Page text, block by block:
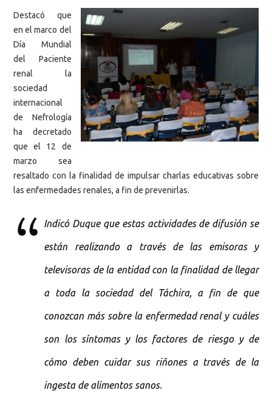
Destacó que
en el marco del
Día Mundial
del Paciente
renal la
sociedad
internacional
de Nefrología
ha decretado
que el 12 de
marzo sea
resaltado con la finalidad de impulsar charlas educativas sobre
las enfermedades renales, a fin de prevenirlas.
Indicó Duque que estas actividades de difusión se
están realizando a través de las emisoras y
televisoras de la entidad con la finalidad de llegar
a toda la sociedad del Táchira, a fin de que
conozcan más sobre la enfermedad renal y cuáles
son los síntomas y los factores de riesgo y de
cómo deben cuidar sus riñones a través de la
ingesta de alimentos sanos.